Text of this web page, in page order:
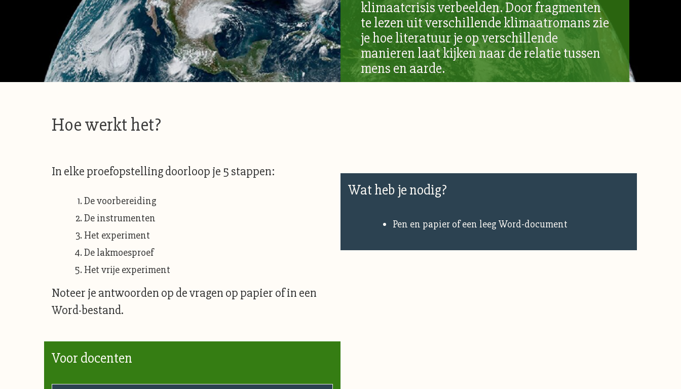
klimaatcrisis verbeelden. Door fragmenten
te lezen uit verschillende klimaatromans zie
je hoe literatuur je op verschillende
manieren laat kijken naar de relatie tussen
mens en aarde.
Hoe werkt het?
In elke proefopstelling doorloop je 5 stappen:
De voorbereiding
De instrumenten
Het experiment
De lakmoesproef
Het vrije experiment
Noteer je antwoorden op de vragen op papier of in een
Word-bestand.
Voor docenten
Wat heb je nodig?
Pen en papier of een leeg Word-document